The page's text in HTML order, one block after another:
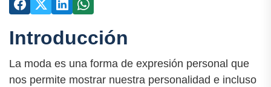
Introducción
La moda es una forma de expresión personal que
nos permite mostrar nuestra personalidad e incluso